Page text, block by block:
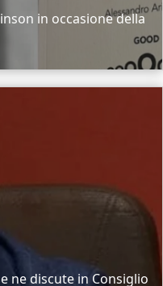
in occasione della
ne discute in Consiglio